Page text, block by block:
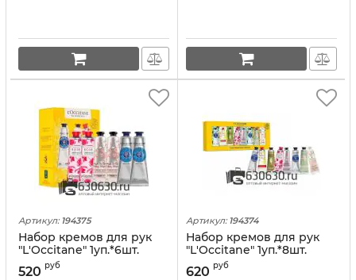
Артикул: 194375
Набор кремов для рук
"L'Occitane" 1уп.*6шт.
(аромат а ассортименте)
520 руб
Артикул: 194374
Набор кремов для рук
"L'Occitane" 1уп.*8шт.
(аромат а ассортименте)
620 руб